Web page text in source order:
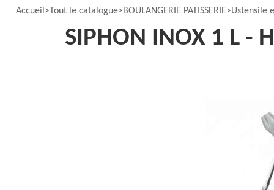
Accueil Tout le catalogue BOULANGERIE PATISSERIE Ustensile
SIPHON INOX 1 L -